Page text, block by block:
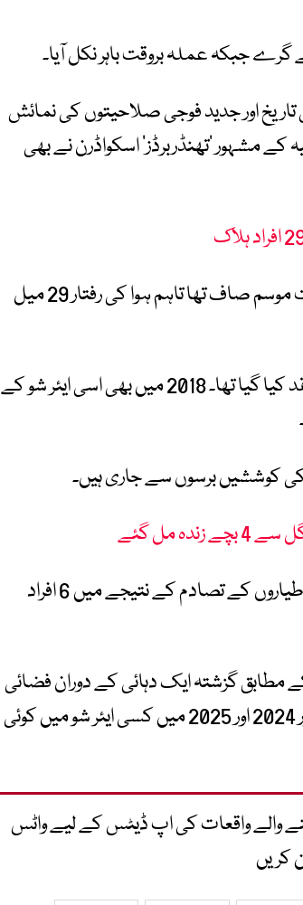
جبکہ عملہ بروقت باہر نکل آیا۔
اور جدید فوجی صلاحیتوں کی نمائش
مشہور ’تھنڈربرڈز‘ اسکواڈرن نے بھی
امریکی محکمہ موسمیات کے مطابق حادثے کے وقت موسم صاف تھا تاہم ہوا کی رفتار 29 میل
یہ ’گن فائٹر اسکائیز‘ ایونٹ 2018 کے بعد پہلی بار منعقد کیا گیا تھا۔ 2018 میں بھی اسی ایئر شو کے
کی کوششیں برسوں سے جاری ہیں۔
2022 میں ڈیلاس کے ایک ایئر شو میں 2 قدیم فوجی طیاروں کے تصادم کے نتیجے میں 6 افراد
مطابق گزشتہ ایک دہائی کے دوران فضائی
شوز میں حادثات کی شرح میں نمایاں کمی آئی ہے اور 2024 اور 2025 میں کسی ایئر شو میں کوئی
والے واقعات کی اپ ڈیٹس کے لیے واٹس
کریں